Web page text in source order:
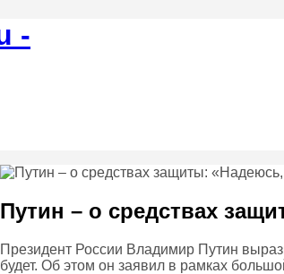
Путин – о средствах
Президент России Владимир Путин
будет. Об этом он заявил в рамках